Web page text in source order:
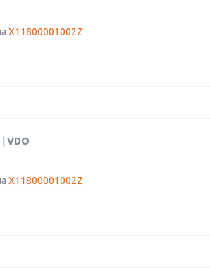
X11800001002Z
VDO
X11800001002Z